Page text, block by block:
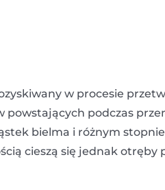
w procesie
powstających podczas
bielma i różnym
cieszą się jednak otręby